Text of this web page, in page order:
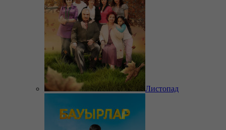
Листопад